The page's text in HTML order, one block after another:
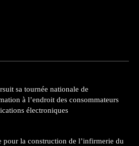
sa tournée nationale de
à l’endroit des consommateurs
électroniques
pour la construction de l’infirmerie du